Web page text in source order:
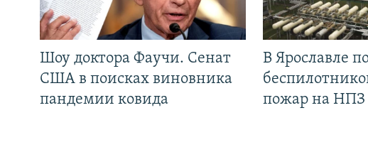
Шоу доктора Фаучи. Сенат
США в поисках виновника
пандемии ковида
В Ярославле
пожар на НПЗ